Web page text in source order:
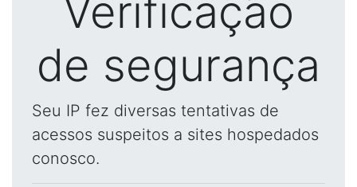
Verificação
de segurança
Seu IP fez diversas tentativas de
acessos suspeitos a sites hospedados
conosco.